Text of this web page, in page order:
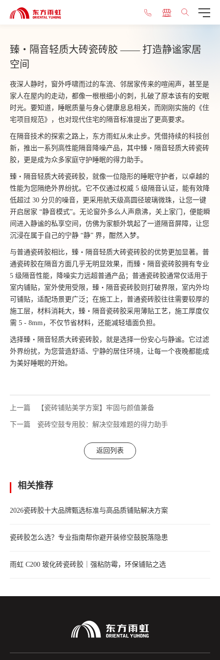
臻・隔音轻质大砖瓷砖胶 —— 打造静谧家居
空间
夜深人静时，窗外呼啸而过的车流、邻居家传来的喧闹声，甚至是
家人在屋内的走动，都像一根根细小的刺，扎破了原本该有的安眠
时光。要知道，睡眠质量与身心健康息息相关，而刚刚实施的《住
宅项目规范》，也对现代住宅的隔音标准提出了更高要求。
在隔音技术的探索之路上，东方雨虹从未止步。凭借持续的科技创
新，推出一系列高性能隔音降噪产品，其中臻・隔音轻质大砖瓷砖
胶，更是成为众多家庭守护睡眠的得力助手。
臻・隔音轻质大砖瓷砖胶，就像一位隐形的睡眠守护者，以卓越的
性能为您隔绝外界纷扰。它不仅通过权威 5 级隔音认证，能有效降
低超过 30 分贝的噪音，更采用航天级高圆径玻璃微珠，让您一键
开启居家 “静音模式”。无论窗外多么人声鼎沸，关上家门，便能瞬
间进入静谧的私享空间，仿佛为家额外筑起了一道隔音屏障，让您
沉浸在属于自己的宁静 “静” 界，酣然入梦。
与普通瓷砖胶相比，臻・隔音轻质大砖瓷砖胶的优势更加显著。普
通瓷砖胶在隔音方面几乎无明显效果，而臻・隔音瓷砖胶拥有专业
5 级隔音性能，降噪实力远超普通产品；普通瓷砖胶通常仅适用于
室内铺贴，室外使用受限，臻・隔音瓷砖胶则打破界限，室内外均
可铺贴，适配场景更广泛；在施工上，普通瓷砖胶往往需要较厚的
施工层，材料消耗大，臻・隔音瓷砖胶采用薄贴工艺，施工厚度仅
需 5 - 8mm，不仅节省材料，还能减轻墙面负担。
选择臻・隔音轻质大砖瓷砖胶，就是选择一份安心与静谧。它过滤
外界纷扰，为您营造舒适、宁静的居住环境，让每一个夜晚都能成
为美好睡眠的开始。
上一篇 【瓷砖铺贴美学方案】牢固与颜值兼备
下一篇 瓷砖空鼓专用胶：解决空鼓难题的得力助手
返回列表
相关推荐
2026瓷砖胶十大品牌甄选标准与高品质铺贴解决方案
瓷砖胶怎么选？专业指南帮你避开装修空鼓脱落隐患
雨虹 C200 玻化砖瓷砖胶｜强粘防霉，环保铺贴之选